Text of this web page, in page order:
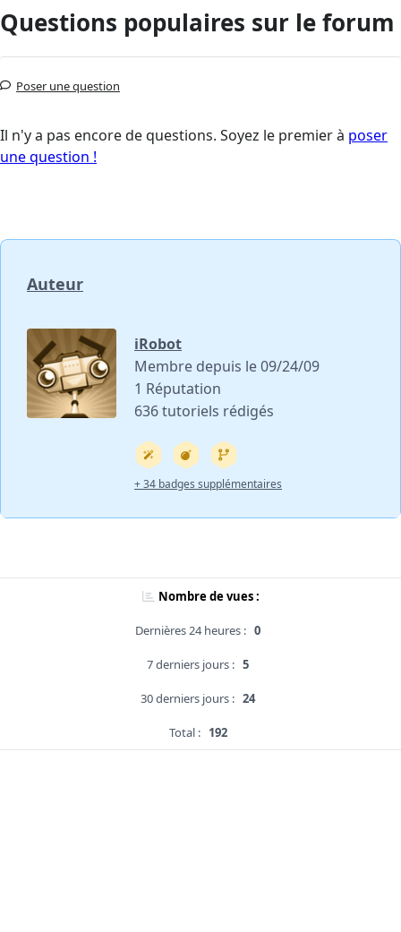
Questions populaires sur le forum
Poser une question
Il n'y a pas encore de questions. Soyez le premier à poser
une question !
Auteur
iRobot
Membre depuis le 09/24/09
1 Réputation
636 tutoriels rédigés
+ 34 badges supplémentaires
Nombre de vues :
Dernières 24 heures : 0
7 derniers jours : 5
30 derniers jours : 24
Total : 192